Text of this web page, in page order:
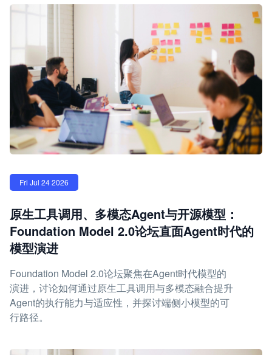
Fri Jul 24 2026
原生工具调用、多模态Agent与开源模型：
Foundation Model 2.0论坛直面Agent时代的
模型演进
Foundation Model 2.0论坛聚焦在Agent时代模型的
演进，讨论如何通过原生工具调用与多模态融合提升
Agent的执行能力与适应性，并探讨端侧小模型的可
行路径。